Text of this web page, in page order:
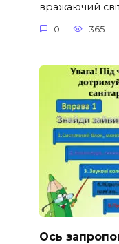
вражаючий
0 365
Ось